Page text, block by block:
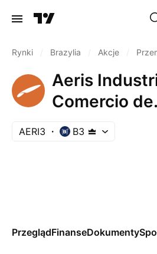
Rynki Brazylia Akcje
Aeris
Comercio de
AERI3 B3
PrzeglądFinanseDokumenty